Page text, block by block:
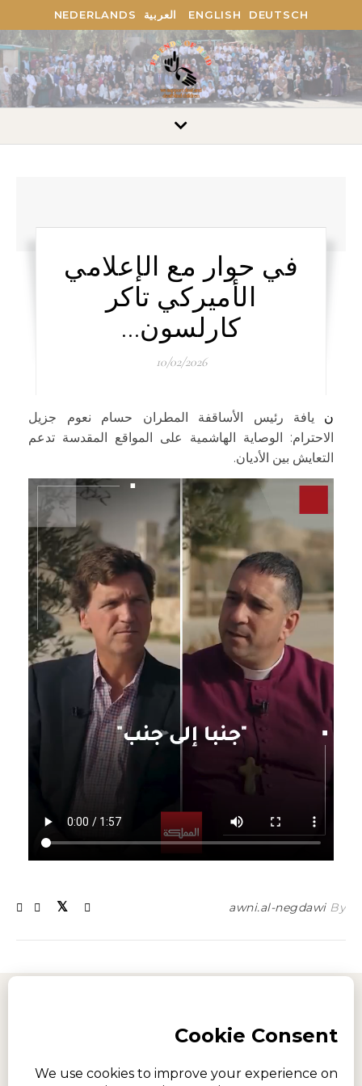
DEUTSCH
ENGLISH العربية NEDERLANDS
في حوار مع الإعلامي
الأميركي تاكر
كارلسون…
10/02/2026
نيافة رئيس الأساقفة المطران حسام نعوم جزيل
الاحترام: الوصاية الهاشمية على المواقع المقدسة تدعم
التعايش بين الأديان.
By
awni.al-negdawi
Imprint
Privacy policy